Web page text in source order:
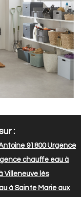
:
91800Urgence
chauffe eau à
Villeneuve lès
à Sainte Marie aux